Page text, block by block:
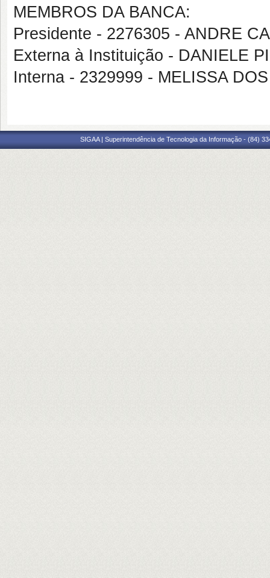
MEMBROS DA BANCA:
Presidente - 2276305 - ANDRE
Externa à Instituição - DANIELE
Interna - 2329999 - MELISSA
SIGAA | Superintendência de Tecnologia da Informação - (84)